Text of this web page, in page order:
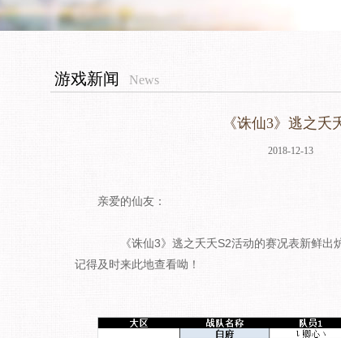
游戏新闻 News
《诛仙3》逃之
2018-12-13
亲爱的仙友：
《诛仙3》逃之夭夭S2活动的赛况表新鲜出
记得及时来此地查看呦！